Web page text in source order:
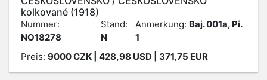
kolkované (1918)
Nummer:
NO18278
Stand:
N
Anmerkung: Baj. 001a, Pi.
1
Preis: 9000CZK | 428,98 USD | 371,75 EUR